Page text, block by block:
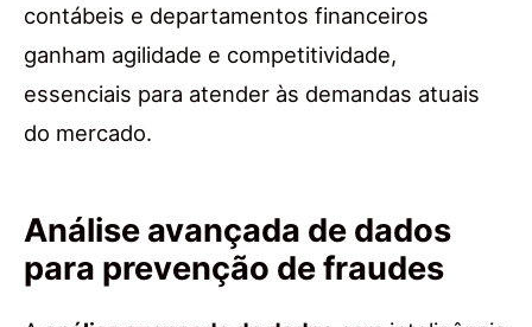
contábeis e departamentos financeiros
ganham agilidade e competitividade,
essenciais para atender às demandas atuais
do mercado.
Análise avançada de dados
para prevenção de fraudes